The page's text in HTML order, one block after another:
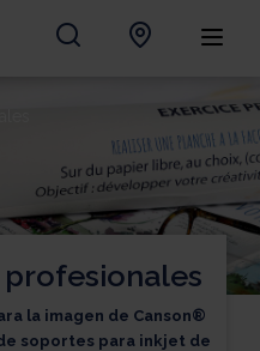
la imagen de Canson®
soportes para inkjet de